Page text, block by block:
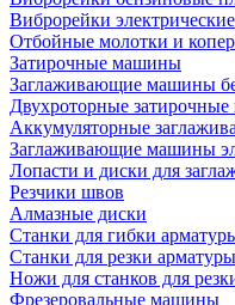
Виброрейки электрические
Отбойные молотки и
Затирочные машины
Заглаживающие машины
Двухроторные
Аккумуляторные
Заглаживающие машины
Лопасти и диски для
Резчики швов
Алмазные диски
Станки для гибки
Станки для резки арматуры
Ножи для станков для
Фрезеровальные машины